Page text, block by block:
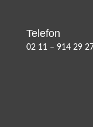
Telefon
02 11 – 914 29